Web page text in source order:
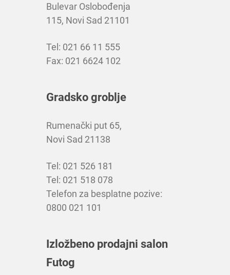
Bulevar Oslobođenja
115, Novi Sad 21101
Tel: 021 66 11 555
Fax: 021 6624 102
Gradsko groblje
Rumenački put 65,
Novi Sad 21138
Tel: 021 526 181
Tel: 021 518 078
Telefon za besplatne pozive:
0800 021 101
Izložbeno prodajni salon
Futog